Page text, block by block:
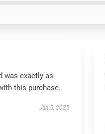
was exactly as
this purchase.
Jan 5, 2025